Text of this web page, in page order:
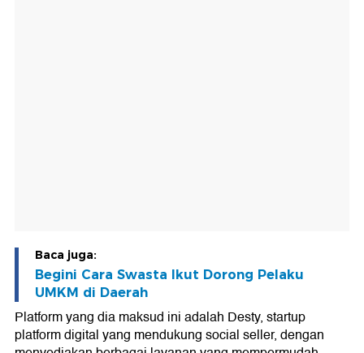
Baca juga:
Begini Cara Swasta Ikut Dorong Pelaku
UMKM di Daerah
Platform yang dia maksud ini adalah Desty, startup
platform digital yang mendukung social seller, dengan